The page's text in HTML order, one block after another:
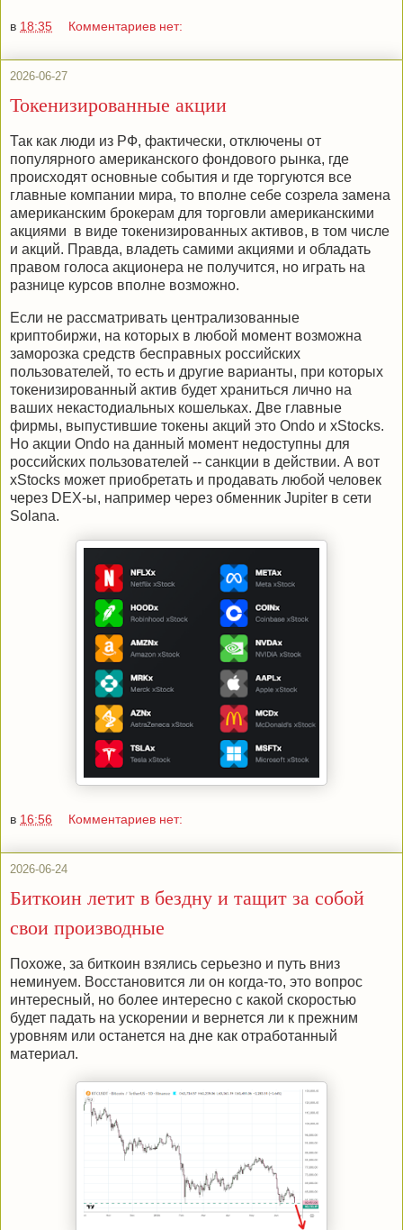
в 18:35 Комментариев нет:
2026-06-27
Токенизированные акции
Так как люди из РФ, фактически, отключены от
популярного американского фондового рынка, где
происходят основные события и где торгуются все
главные компании мира, то вполне себе созрела замена
американским брокерам для торговли американскими
акциями в виде токенизированных активов, в том числе
и акций. Правда, владеть самими акциями и обладать
правом голоса акционера не получится, но играть на
разнице курсов вполне возможно.
Если не рассматривать централизованные
криптобиржи, на которых в любой момент возможна
заморозка средств бесправных российских
пользователей, то есть и другие варианты, при которых
токенизированный актив будет храниться лично на
ваших некастодиальных кошельках. Две главные
фирмы, выпустившие токены акций это Ondo и xStocks.
Но акции Ondo на данный момент недоступны для
российских пользователей -- санкции в действии. А вот
xStocks может приобретать и продавать любой человек
через DEX-ы, например через обменник Jupiter в сети
Solana.
в 16:56 Комментариев нет:
2026-06-24
Биткоин летит в бездну и тащит за собой
свои производные
Похоже, за биткоин взялись серьезно и путь вниз
неминуем. Восстановится ли он когда-то, это вопрос
интересный, но более интересно с какой скоростью
будет падать на ускорении и вернется ли к прежним
уровням или останется на дне как отработанный
материал.